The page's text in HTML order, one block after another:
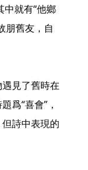
朋舊友，自
見了舊時在
爲“喜會”，
詩中表現的